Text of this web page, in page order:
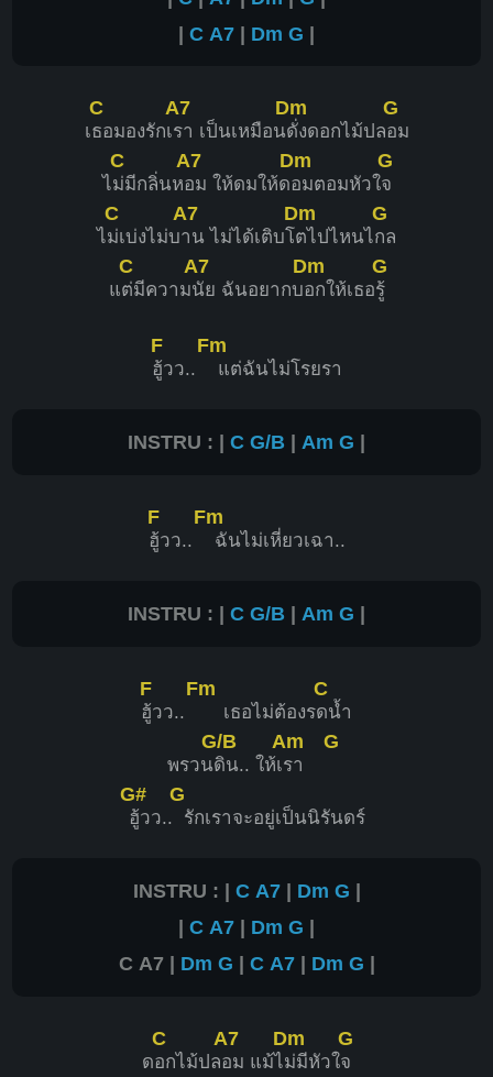
| C A7 | Dm G |
เ
C
ธอมองรักเ
A7
รา เป็นเหมือน
Dm
ดั่งดอกไม้ปล
G
อม
ไ
C
ม่มีกลิ่นห
A7
อม ให้ดมให้ด
Dm
อมตอมหัวใ
G
จ
ไ
C
ม่เบ่งไม่บ
A7
าน ไม่ได้เติบโ
Dm
ตไปไหนไ
G
กล
แ
C
ต่มีความ
A7
นัย ฉันอยากบ
Dm
อกให้เธอ
G
รู้
F
ฮู้วว..
Fm
แต่ฉันไม่โรยรา
INSTRU : | C G/B | Am G |
F
ฮู้วว..
Fm
ฉันไม่เหี่ยวเฉา..
INSTRU : | C G/B | Am G |
F
ฮู้วว..
Fm
เธอไม่ต้องร
C
ดน้ำ
พรวน
G/B
ดิน.. ให้เ
Am
รา
G
G#
ฮู้วว..
G
รักเราจะอยู่เป็นนิรันดร์
INSTRU : | C A7| Dm G |
| C A7 | Dm G |
C A7 | Dm G | C A7| Dm G |
ด
C
อกไม้ปล
A7
อม แม้ไ
Dm
ม่มีหัวใ
G
จ